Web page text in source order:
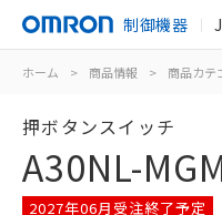
制御機器
ホーム > 商品情報 > 商品カテ
押ボタンスイッチ
A30NL-
2027年06月受注終了予定